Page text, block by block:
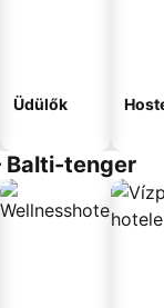
Üdülők
Balti-tenger